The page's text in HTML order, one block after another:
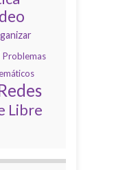
Problemas
Libre